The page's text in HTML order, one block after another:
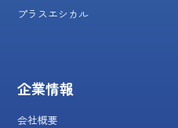
プラスエシカル
企業情報
会社概要